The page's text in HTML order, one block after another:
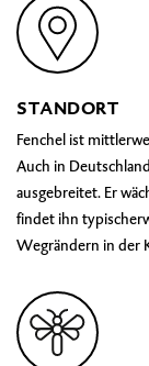
STANDORT
Fenchel ist
Auch in
ausgebreitet. Er
findet ihn
Wegrändern in der